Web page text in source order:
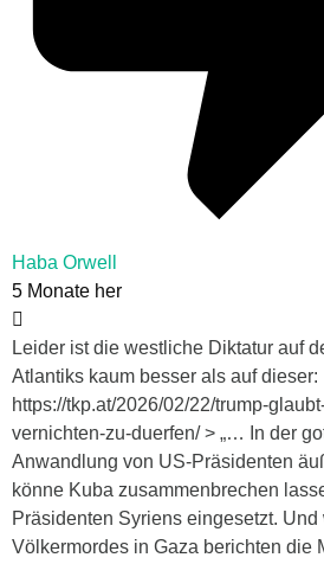
Haba Orwell
5 Monate her
Leider ist die westliche Diktatur auf
Atlantiks kaum besser als auf dieser:
https://tkp.at/2026/02/22/trump-
vernichten-zu-duerfen/ > „… In der
Anwandlung von US-Präsidenten
könne Kuba zusammenbrechen
Präsidenten Syriens eingesetzt.
Völkermordes in Gaza berichten die